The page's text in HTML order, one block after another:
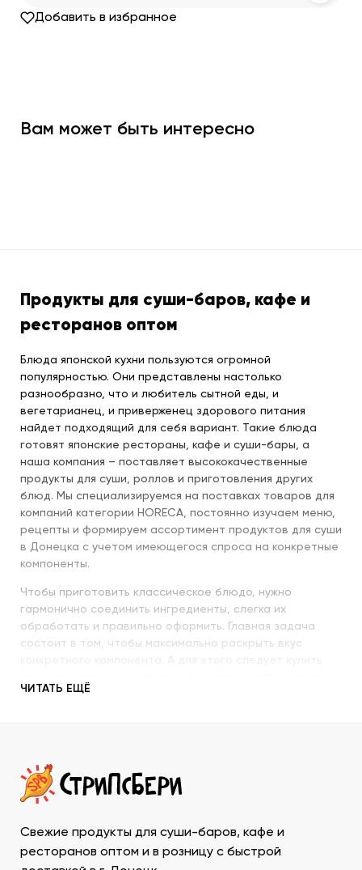
Добавить в избранное
Вам может быть интересно
Продукты для суши-баров, кафе и
ресторанов оптом
Блюда японской кухни пользуются огромной
популярностью. Они представлены настолько
разнообразно, что и любитель сытной еды, и
вегетарианец, и приверженец здорового питания
найдет подходящий для себя вариант. Такие блюда
готовят японские рестораны, кафе и суши-бары, а
наша компания – поставляет высококачественные
продукты для суши, роллов и приготовления других
блюд. Мы специализируемся на поставках товаров для
компаний категории HORECA, постоянно изучаем меню,
рецепты и формируем ассортимент продуктов для суши
в Донецка с учетом имеющегося спроса на конкретные
компоненты.
Чтобы приготовить классическое блюдо, нужно
гармонично соединить ингредиенты, слегка их
обработать и правильно оформить. Главная задача
состоит в том, чтобы максимально раскрыть вкус
их со знанием всех секретов.
происхождение и свежесть каждого продукта, условия
транспортировки и хранения, дальнейшего
ДНР у нас – значит, получить качественную продукцию
в течение минимально возможного времени и
ассортименте, который необходим для приготовления и
ЧИТАТЬ ЕЩЁ
Свежие продукты для суши-баров, кафе и
ресторанов оптом и в розницу с быстрой